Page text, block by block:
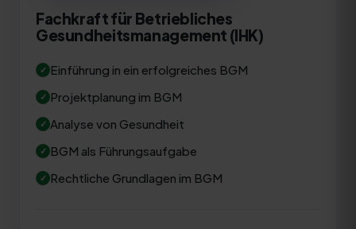
Fachkraft für Betriebliches
Gesundheitsmanagement (IHK)
Einführung in ein erfolgreiches BGM
Projektplanung im BGM
Analyse von Gesundheit
BGM als Führungsaufgabe
Rechtliche Grundlagen im BGM